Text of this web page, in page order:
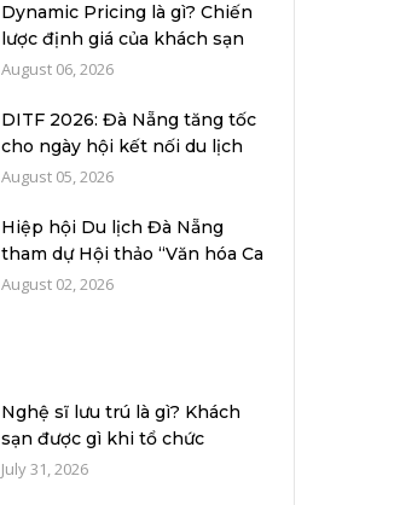
Dynamic Pricing là gì? Chiến
lược định giá của khách sạn
hiệ...
August 06, 2026
DITF 2026: Đà Nẵng tăng tốc
cho ngày hội kết nối du lịch
quố...
August 05, 2026
Hiệp hội Du lịch Đà Nẵng
tham dự Hội thảo “Văn hóa Ca
Dong –...
August 02, 2026
Nghệ sĩ lưu trú là gì? Khách
sạn được gì khi tổ chức
chương...
July 31, 2026